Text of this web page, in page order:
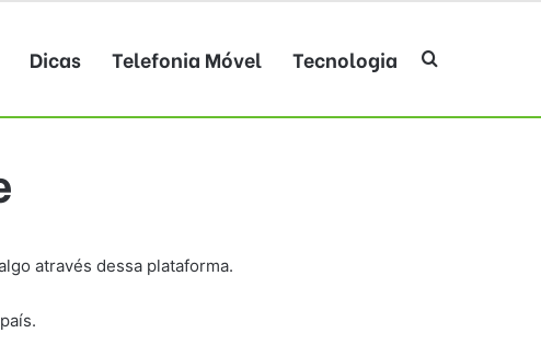
Dicas Telefonia Móvel Tecnologia Procurar por
através dessa plataforma.